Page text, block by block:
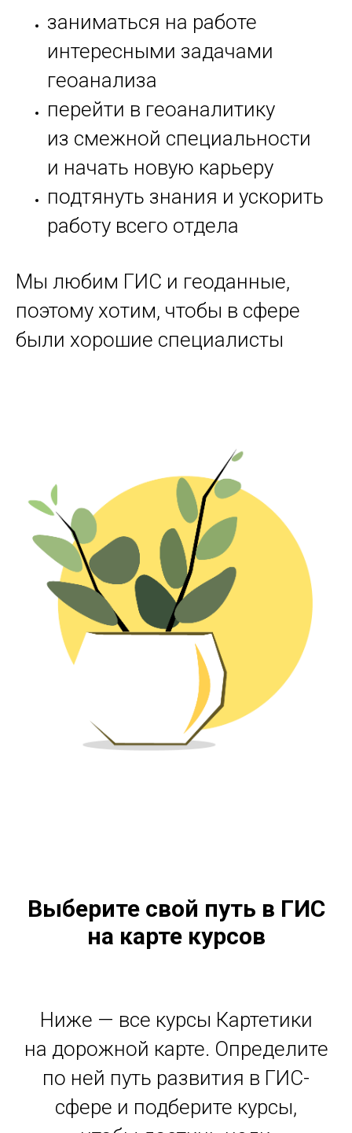
заниматься на работе
интересными задачами
геоанализа
перейти в геоаналитику
из смежной специальности
и начать новую карьеру
подтянуть знания и ускорить
работу всего отдела
Мы любим ГИС и геоданные,
поэтому хотим, чтобы в сфере
были хорошие специалисты
Выберите свой путь в ГИС
на карте курсов
Ниже — все курсы Картетики
на дорожной карте. Определите
по ней путь развития в ГИС-
сфере и подберите курсы,